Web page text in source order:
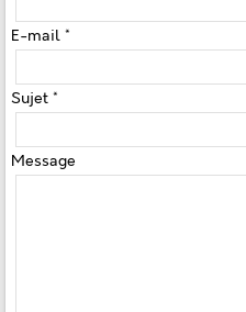
E-mail *
Sujet *
Message